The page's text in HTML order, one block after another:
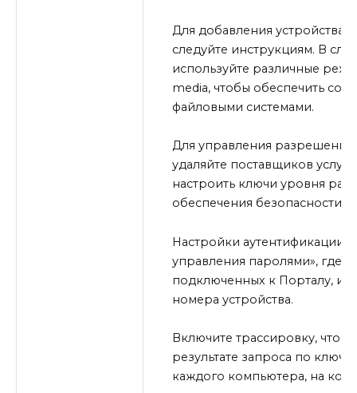
Для добавления устройства
следуйте инструкциям. В
используйте различные
media, чтобы обеспечить
файловыми системами.
Для управления
удаляйте поставщиков
настроить ключи уровня
обеспечения безопасности
Настройки аутентификации
управления паролями», где
подключенных к Порталу, и
номера устройства.
Включите трассировку,
результате запроса по
каждого компьютера, на